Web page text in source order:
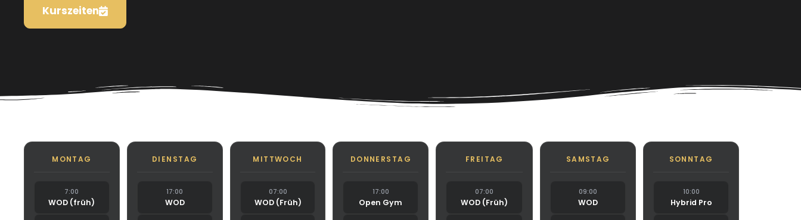
Kurszeiten
MONTAG
7:00
WOD (früh)
DIENSTAG
17:00
WOD
MITTWOCH
07:00
WOD (Früh)
DONNERSTAG
17:00
Open Gym
FREITAG
07:00
WOD (Früh)
SAMSTAG
09:00
WOD
SONNTAG
10:00
Hybrid Pro